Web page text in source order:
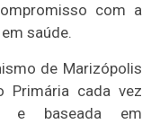
com a
saúde.
de Marizópolis
Primária cada vez
e baseada em